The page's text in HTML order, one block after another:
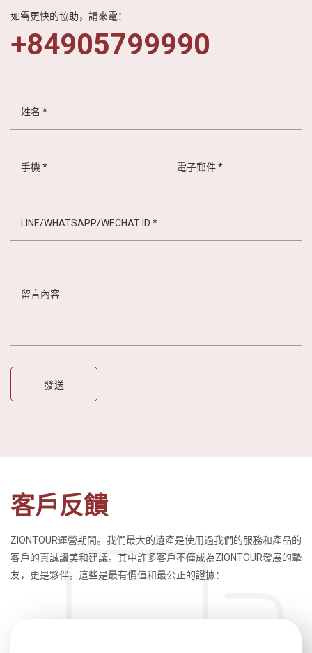
如需更快的協助，請來電：
+84905799990
客戶反饋
ZIONTOUR運營期間。我們最大的遺產是使用過我們的服務和產品的
客戶的真誠讚美和建議。其中許多客戶不僅成為ZIONTOUR發展的摯
友，更是夥伴。這些是最有價值和最公正的證據：